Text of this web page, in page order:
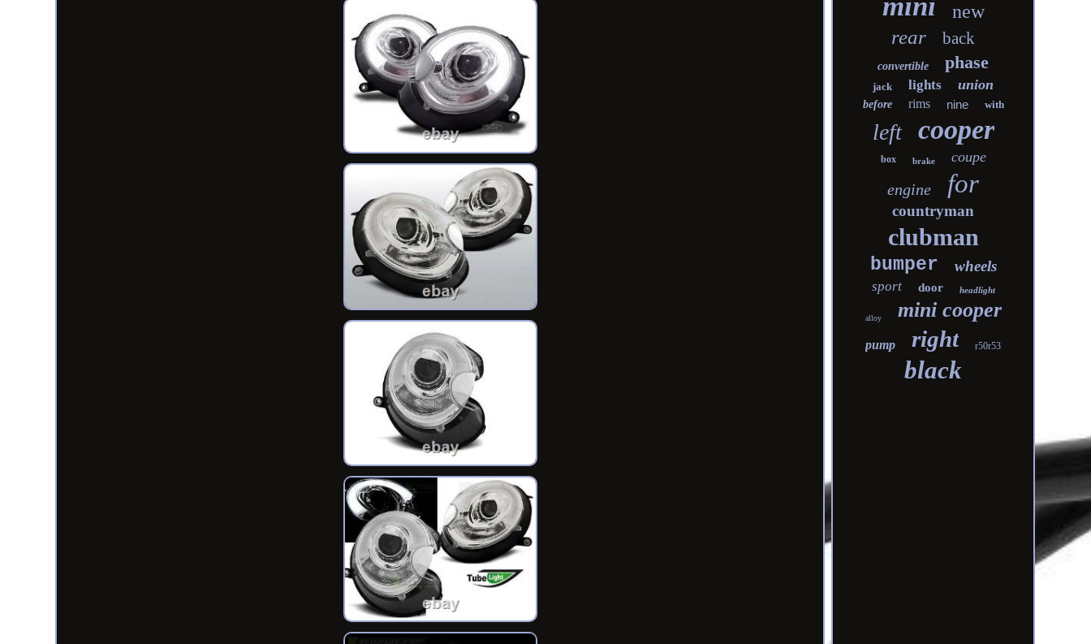
new
rear back
convertible phase
jack lights union
before rims nine with
left cooper
box brake coupe
engine for
countryman
clubman
bumper wheels
sport door headlight
alloy mini cooper
pump right r50r53
black